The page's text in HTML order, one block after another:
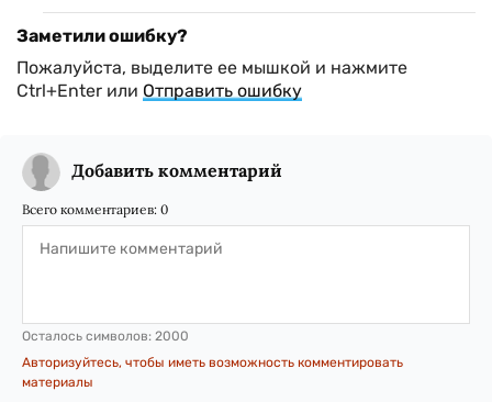
Заметили ошибку?
Пожалуйста, выделите ее мышкой и нажмите
Ctrl+Enter или Отправить ошибку
Добавить комментарий
Всего комментариев: 0
Осталось символов: 2000
Авторизуйтесь, чтобы иметь возможность комментировать
материалы